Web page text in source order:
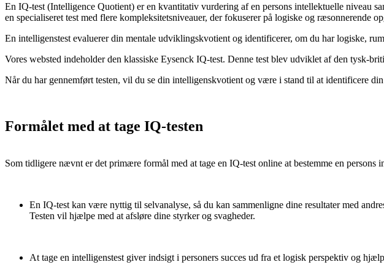
En IQ-test (Intelligence Quotient) er en kvantitativ vurdering af en persons intellektuelle niveau
en specialiseret test med flere kompleksitetsniveauer, der fokuserer på logiske og ræsonnerende
En intelligenstest evaluerer din mentale udviklingskvotient og identificerer, om du har logiske,
Vores websted indeholder den klassiske Eysenck IQ-test. Denne test blev udviklet af den tysk-
Når du har gennemført testen, vil du se din intelligenskvotient og være i stand til at identificere
Formålet med at tage IQ-testen
Som tidligere nævnt er det primære formål med at tage en IQ-test online at bestemme en
En IQ-test kan være nyttig til selvanalyse, så du kan sammenligne dine resultater med
Testen vil hjælpe med at afsløre dine styrker og svagheder.
At tage en intelligenstest giver indsigt i personers succes ud fra et logisk perspektiv og